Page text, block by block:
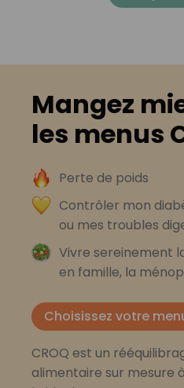
Mangez
les menus
Perte de poids
Contrôler mon
ou mes troubles
Vivre sereinement
en famille, la
Choisissez votre
CROQ est un
alimentaire sur mesure à